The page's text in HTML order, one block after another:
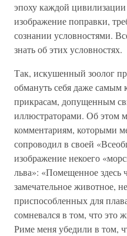
эпоху каждой
изображение поправки,
сознании условностями.
знать об этих условностях.
Так, искушенный зоолог
обмануть себя даже
прикрасам, допущенным
иллюстраторами. Об этом
комментариям, которыми
сопроводил в своей
изображение некоего
льва»: «Помещенное
замечательное животное,
приспособленных для
сомневался в том, что это
Риме меня убедили в том,